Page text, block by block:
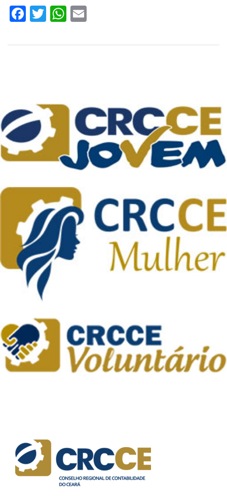
Facebook
TwitterWhatsApp